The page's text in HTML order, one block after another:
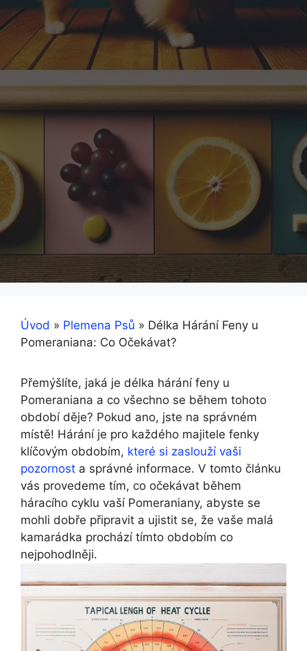
Úvod » Plemena Psů » Délka Hárání Feny u
Pomeraniana: Co Očekávat?
Přemýšlíte, jaká je délka hárání feny u
Pomeraniana a co všechno se během tohoto
období děje? Pokud ano, jste na správném
místě! Hárání je pro každého majitele fenky
klíčovým obdobím, které si zaslouží vaši
pozornost a správné informace. V tomto článku
vás provedeme tím, co očekávat během
háracího cyklu vaší Pomeraniany, abyste se
mohli dobře připravit a ujistit se, že vaše malá
kamarádka prochází tímto obdobím co
nejpohodlněji.